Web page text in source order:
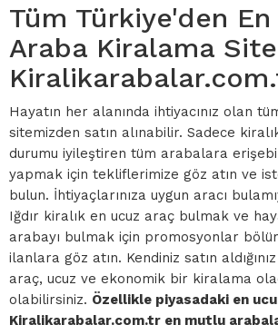
Tüm Türkiye'den
Araba Kiralama
Hayatın her alanında ihtiyacınız olan
sitemizden satın alınabilir. Sadece
durumu iyileştiren tüm arabalara
yapmak için tekliflerimize göz atın ve
bulun. İhtiyaçlarınıza uygun aracı
Iğdır kiralık en ucuz araç bulmak ve
arabayı bulmak için promosyonlar
ilanlara göz atın. Kendiniz satın
araç, ucuz ve ekonomik bir kiralama
olabilirsiniz. Özellikle piyasadaki en
Kiralikarabalar.com.tr en mutlu